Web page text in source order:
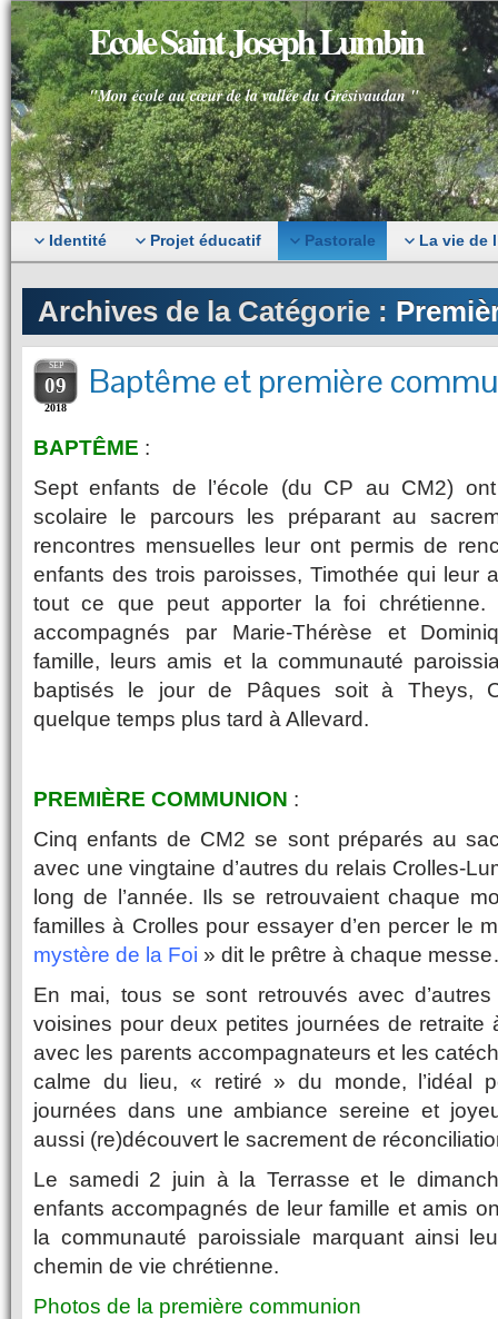
Ecole Saint Joseph Lumbin
"Mon école au cœur de la vallée du Grésivaudan "
Identité Projet éducatif Pastorale La vie de
Archives de la Catégorie :
SEP
09
2018
Baptême et première
BAPTÊME :
Sept enfants de l’école (du CP au CM2)
scolaire le parcours les préparant au
rencontres mensuelles leur ont permis de
enfants des trois paroisses, Timothée qui leur
tout ce que peut apporter la foi chrétienne.
accompagnés par Marie-Thérèse et
famille, leurs amis et la communauté
baptisés le jour de Pâques soit à Theys,
quelque temps plus tard à Allevard.
PREMIÈRE COMMUNION :
Cinq enfants de CM2 se sont préparés au
avec une vingtaine d’autres du relais Crolles-
long de l’année. Ils se retrouvaient chaque
familles à Crolles pour essayer d’en percer le
mystère de la Foi » dit le prêtre à chaque
En mai, tous se sont retrouvés avec
voisines pour deux petites journées de retraite
avec les parents accompagnateurs et les
calme du lieu, « retiré » du monde, l’idéal
journées dans une ambiance sereine et
aussi (re)découvert le sacrement de
Le samedi 2 juin à la Terrasse et le
enfants accompagnés de leur famille et amis
la communauté paroissiale marquant ainsi
chemin de vie chrétienne.
Photos de la première communion